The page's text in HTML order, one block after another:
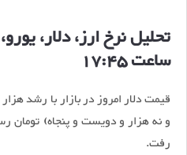
ساعت 17:45
و نه هزار و دویست و پنجاه) تومان
رفت.